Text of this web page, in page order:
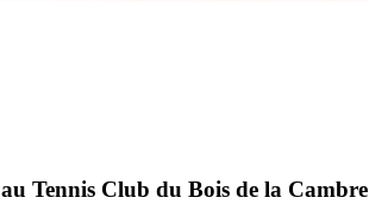
au Tennis Club du Bois de la Cambre